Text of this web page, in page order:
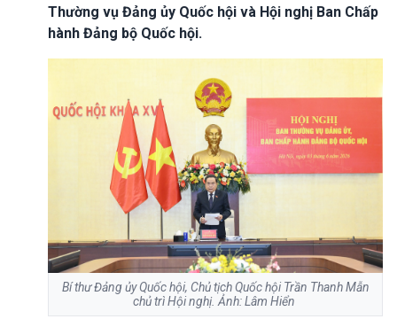
Thường vụ Đảng ủy Quốc hội và Hội nghị Ban Chấp
hành Đảng bộ Quốc hội.
Bí thư Đảng ủy Quốc hội, Chủ tịch Quốc hội Trần Thanh Mẫn
chủ trì Hội nghị. Ảnh: Lâm Hiển